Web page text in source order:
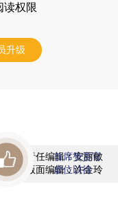
读权限
升级
责任编辑：安丽敏
版面编辑：许金玲
首席赞赏官
虚位以待